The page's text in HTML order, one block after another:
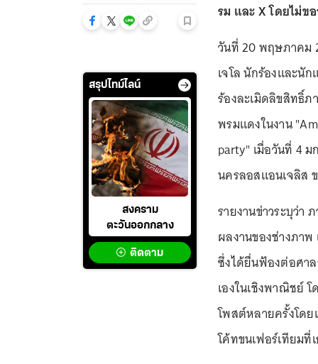
สรุปไทม์ไลน์
สงคราม
ตะวันออกกลาง
ติดตาม
รม และ X โดยไม่
วันที่ 20 พฤษภาคม
เจโล นักร้องและนั
ร้องละเมิดลิขสิทธิ์ภ
พรมแดงในงาน
party" เมื่อวันที่ 4
นครลอสแอนเจลิส
รายงานข่าวระบุว่า
ผลงานของช่างภา
ซึ่งได้ยื่นฟ้องต่อศาล
เองในเชิงพาณิชย์
โพสต์หลายครั้งโด
โค้ทขนเฟอร์เทียมที่